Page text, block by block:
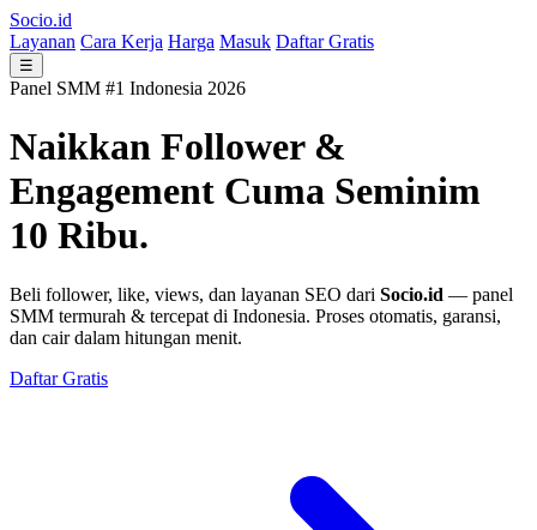
Socio.id
Layanan Cara Kerja Harga Masuk Daftar Gratis
☰
Panel SMM #1 Indonesia 2026
Naikkan Follower &
Engagement Cuma Seminim
10 Ribu.
Beli follower, like, views, dan layanan SEO dari Socio.id — panel
SMM termurah & tercepat di Indonesia. Proses otomatis, garansi,
dan cair dalam hitungan menit.
Daftar Gratis